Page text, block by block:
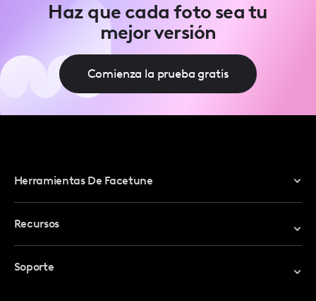
Haz que cada foto sea tu
mejor versión
Comienza la prueba gratis
Herramientas De Facetune
Recursos
Soporte